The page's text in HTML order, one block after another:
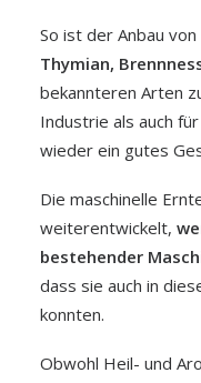
So ist der Anbau von
Thymian,
bekannteren Arten
Industrie als auch
wieder ein gutes
Die maschinelle
weiterentwickelt,
bestehender
dass sie auch in
konnten.
Obwohl Heil- und